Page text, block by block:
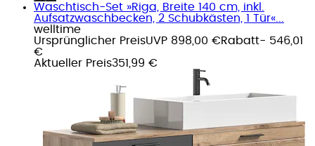
Waschtisch-Set »Riga, Breite 140 cm, inkl.
Aufsatzwaschbecken, 2 Schubkästen, 1 Tür«...
welltime
Ursprünglicher PreisUVP 898,00 €Rabatt- 546,01
€
Aktueller Preis351,99 €